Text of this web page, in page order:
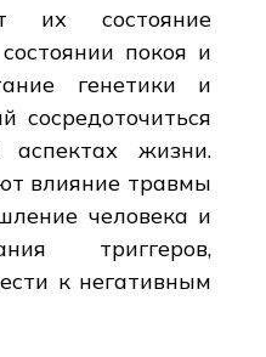
их состояние
покоя и
генетики и
сосредоточиться
жизни.
влияние травмы
человека и
триггеров,
к негативным